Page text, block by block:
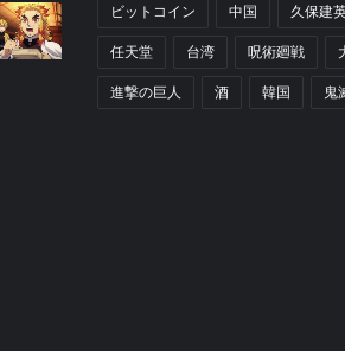
ビットコイン 中国 久保建
任天堂 台湾 呪術廻戦
進撃の巨人 酒 韓国 鬼